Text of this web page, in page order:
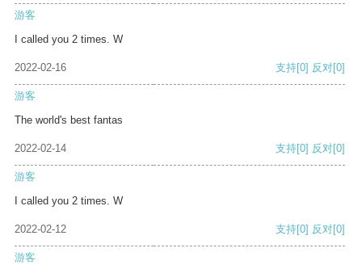
游客
I called you 2 times. W
2022-02-16 支持[0] 反对[0]
游客
The world's best fantas
2022-02-14 支持[0] 反对[0]
游客
I called you 2 times. W
2022-02-12 支持[0] 反对[0]
游客